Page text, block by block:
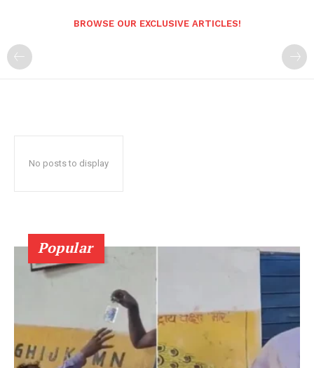
BROWSE OUR EXCLUSIVE ARTICLES!
No posts to display
Popular